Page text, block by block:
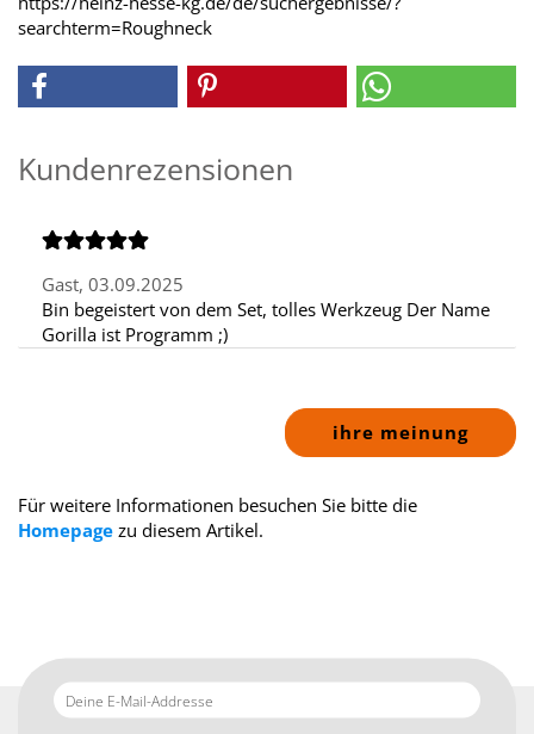
searchterm=Roughneck
Kundenrezensionen
Gast, 03.09.2025
Bin begeistert von dem Set, tolles Werkzeug Der Name
Gorilla ist Programm ;)
ihre meinung
Für weitere Informationen besuchen Sie bitte die
Homepage zu diesem Artikel.
Deine
E-